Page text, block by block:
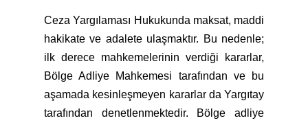
Ceza Yargılaması Hukukunda maksat, maddi
hakikate ve adalete ulaşmaktır. Bu nedenle;
ilk derece mahkemelerinin verdiği kararlar,
Bölge Adliye Mahkemesi tarafından ve bu
aşamada kesinleşmeyen kararlar da Yargıtay
tarafından denetlenmektedir. Bölge adliye